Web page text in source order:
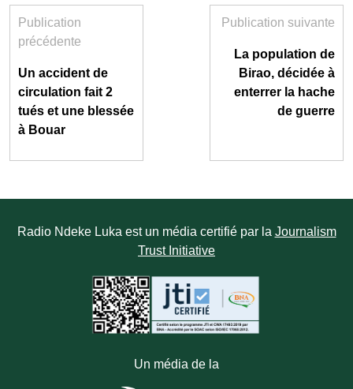
Publication
précédente
Un accident de
circulation fait 2
tués et une blessée
à Bouar
Publication suivante
La population de
Birao, décidée à
enterrer la hache
de guerre
Radio Ndeke Luka est un média certifié par la Journalism
Trust Initiative
Un média de la